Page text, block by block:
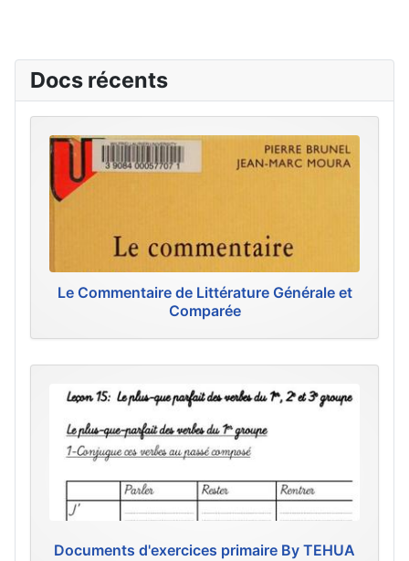
Docs récents
Le Commentaire de Littérature Générale et
Comparée
Documents d'exercices primaire By TEHUA